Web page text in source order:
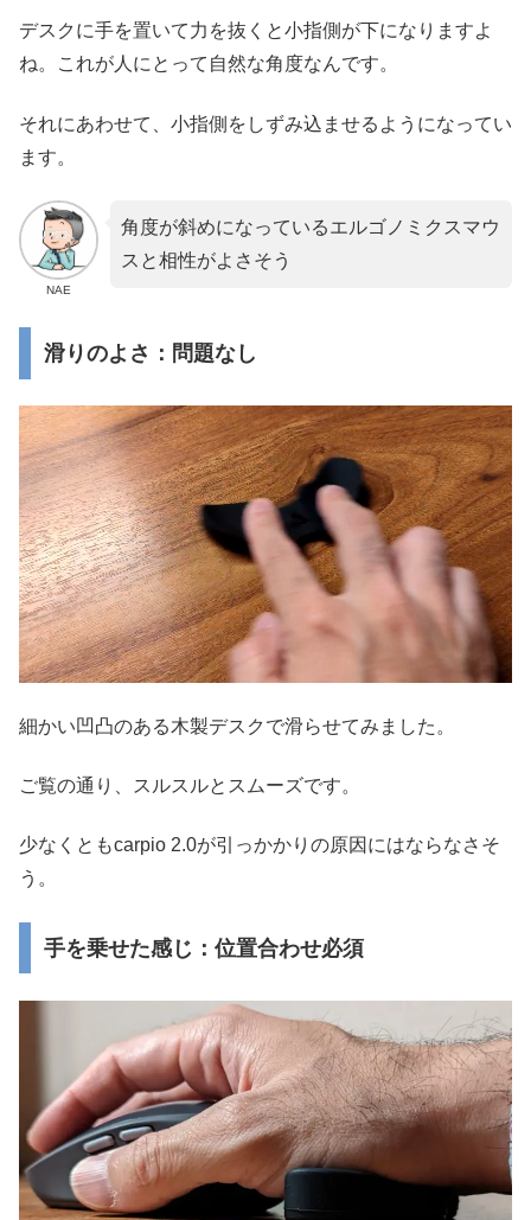
デスクに手を置いて力を抜くと小指側が下になりますよ
ね。これが人にとって自然な角度なんです。
それにあわせて、小指側をしずみ込ませるようになってい
ます。
NAE
角度が斜めになっているエルゴノミクスマウ
スと相性がよさそう
滑りのよさ：問題なし
細かい凹凸のある木製デスクで滑らせてみました。
ご覧の通り、スルスルとスムーズです。
少なくともcarpio 2.0が引っかかりの原因にはならなさそ
う。
手を乗せた感じ：位置合わせ必須